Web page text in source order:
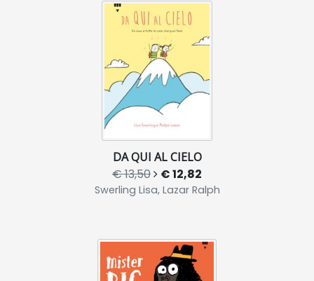
DA QUI AL CIELO
€ 13,50 € 12,82
Swerling Lisa, Lazar Ralph